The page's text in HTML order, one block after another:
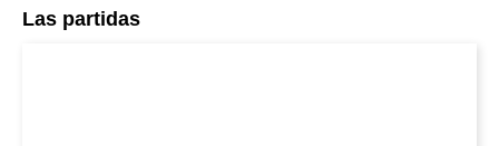
Las partidas